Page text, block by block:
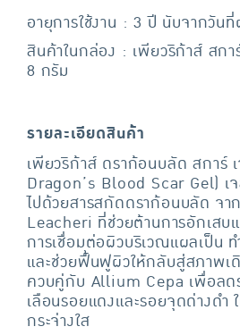
อายุการใช้งาน : 3 ปี นับจากวัน
สินค้าในกล่อง : เพียวริก้าส์ สก
8 กรัม
รายละเอียดสินค้า
เพียวริก้าส์ ดราก้อนบลัด สการ์
Dragon’s Blood Scar Gel) เ
ไปด้วยสารสกัดดราก้อนบลัด จ
Leacheri ที่ช่วยต้านการอักเสบ
การเชื่อมต่อผิวบริเวณแผลเป็น ท
และช่วยฟื้นฟูผิวให้กลับสู่สภาพเดิ
ควบคู่กับ Allium Cepa เพื่อลด
เลือนรอยแดงและรอยจุดด่างดำ
กระจ่างใส